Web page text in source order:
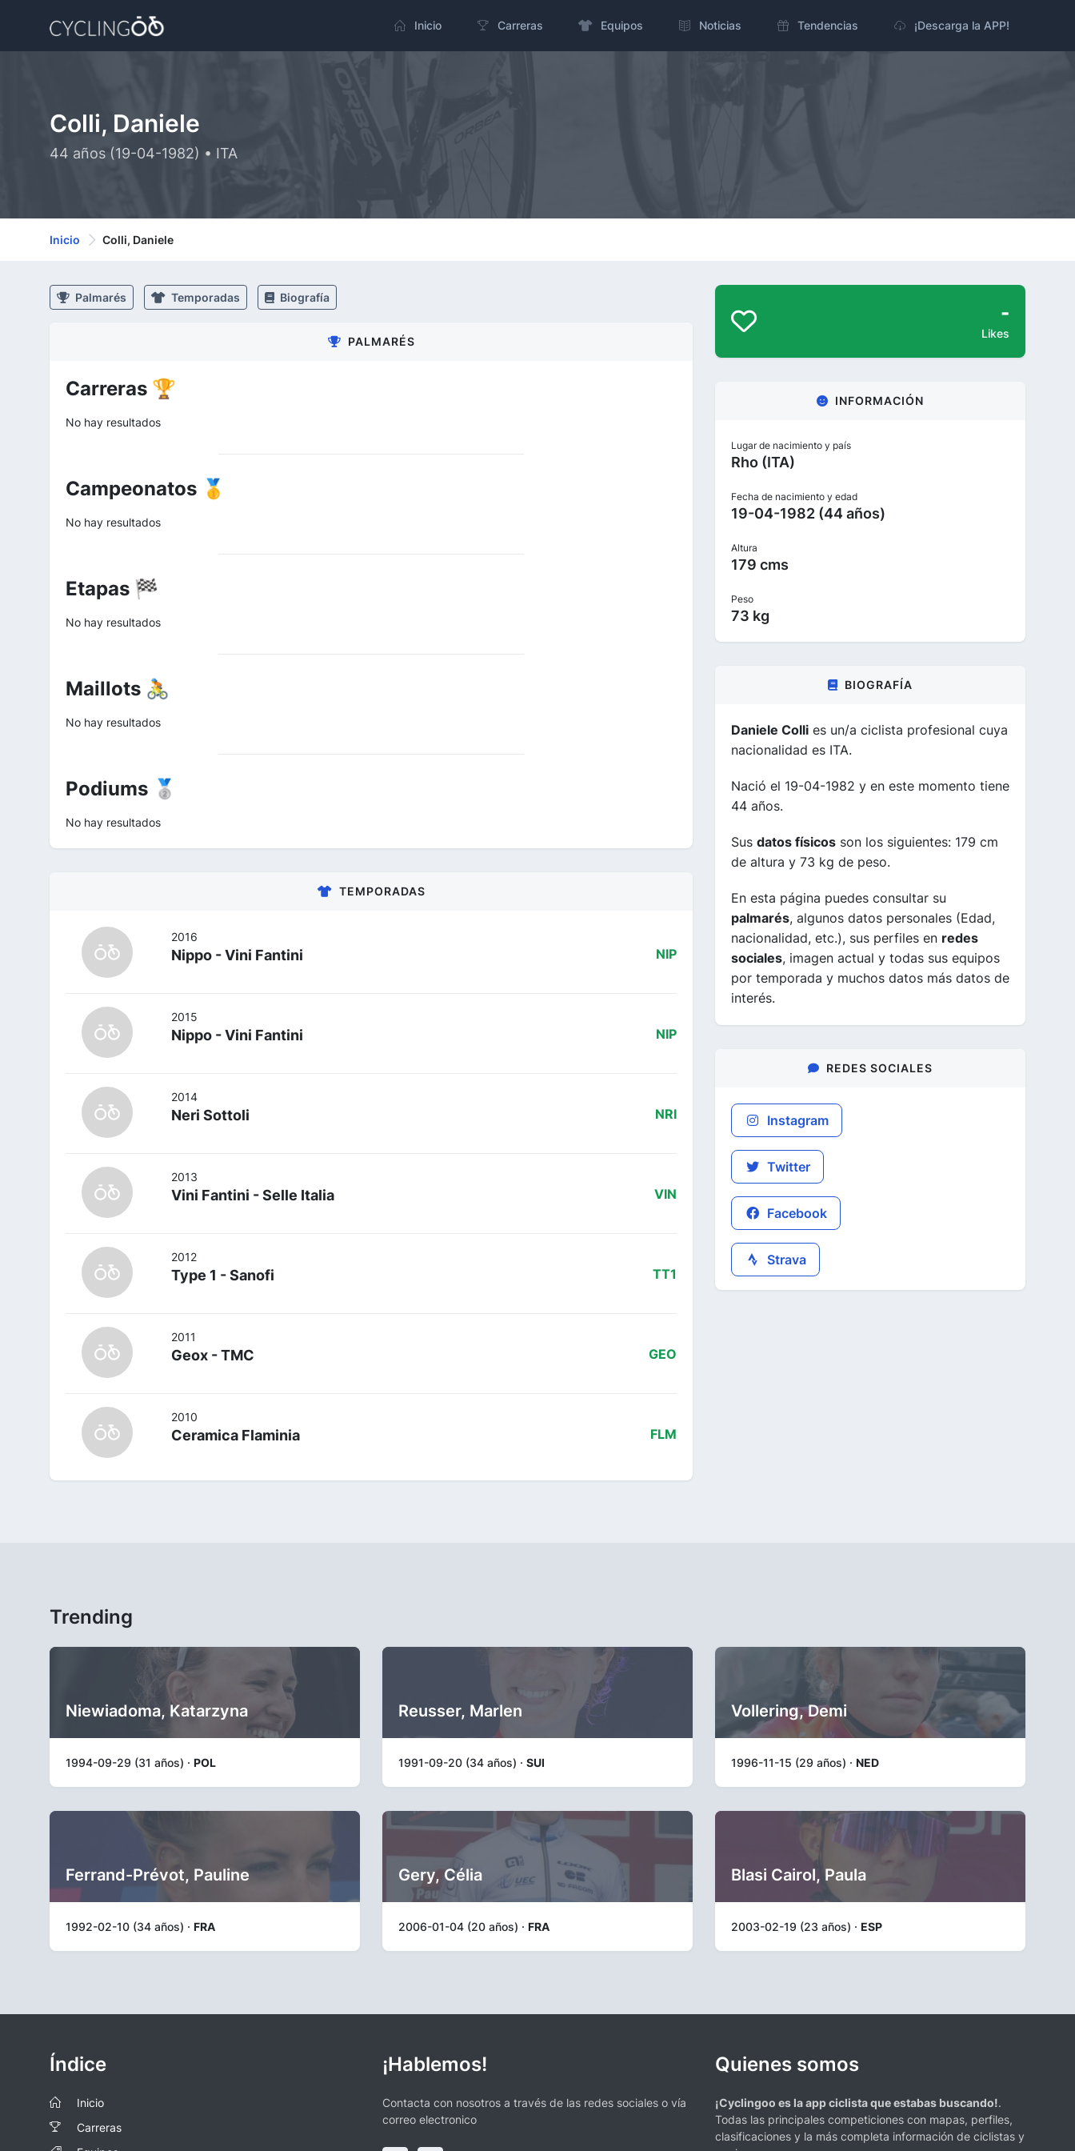
Inicio Carreras Equipos Noticias Tendencias ¡Descarga la APP!
Colli, Daniele
44 años (19-04-1982) • ITA
Inicio Colli, Daniele
Palmarés Temporadas Biografía
PALMARÉS
Carreras 🏆
No hay resultados
Campeonatos 🥇
No hay resultados
Etapas 🏁
No hay resultados
Maillots 🚴
No hay resultados
Podiums 🥈
No hay resultados
TEMPORADAS
2016
Nippo - Vini Fantini NIP
2015
Nippo - Vini Fantini NIP
2014
Neri Sottoli NRI
2013
Vini Fantini - Selle Italia VIN
2012
Type 1 - Sanofi TT1
2011
Geox - TMC GEO
2010
Ceramica Flaminia FLM
-
Likes
INFORMACIÓN
Lugar de nacimiento y país
Rho (ITA)
Fecha de nacimiento y edad
19-04-1982 (44 años)
Altura
179 cms
Peso
73 kg
BIOGRAFÍA
Daniele Colli es un/a ciclista profesional cuya
nacionalidad es ITA.
Nació el 19-04-1982 y en este momento tiene
44 años.
Sus datos físicos son los siguientes: 179 cm
de altura y 73 kg de peso.
En esta página puedes consultar su
palmarés, algunos datos personales (Edad,
nacionalidad, etc.), sus perfiles en redes
sociales, imagen actual y todas sus equipos
por temporada y muchos datos más datos de
interés.
REDES SOCIALES
Instagram
Twitter
Facebook
Strava
Trending
Niewiadoma, Katarzyna
1994-09-29 (31 años) · POL
Reusser, Marlen
1991-09-20 (34 años) · SUI
Vollering, Demi
1996-11-15 (29 años) · NED
Ferrand-Prévot, Pauline
1992-02-10 (34 años) · FRA
Gery, Célia
2006-01-04 (20 años) · FRA
Blasi Cairol, Paula
2003-02-19 (23 años) · ESP
Índice
Inicio
Carreras
¡Hablemos!
Contacta con nosotros a través de las redes sociales o vía
correo electronico
Quienes somos
¡Cyclingoo es la app ciclista que estabas buscando!.
Todas las principales competiciones con mapas, perfiles,
clasificaciones y la más completa información de ciclistas y